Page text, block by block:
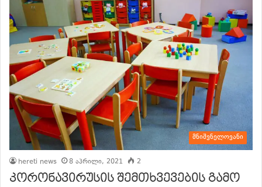
მნიშვნელოვანი
hereti news 8 აპრილი, 2021 2
კორონავირუსის შემთხვევების გამო